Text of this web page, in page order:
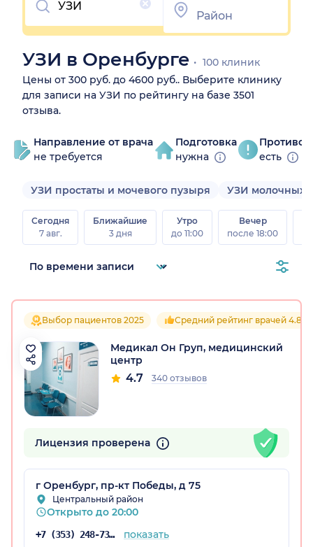
УЗИ в Оренбурге
100 клиник
Цены от 300 руб. до 4600 руб.. Выберите клинику
для записи на УЗИ по рейтингу на базе 3501
отзыва.
Направление от врача
не требуется
Подготовка
нужна
есть
УЗИ простаты и мочевого пузыря УЗИ молочных
Сегодня
7 авг.
Ближайшие
3 дня
Утро
до 11:00
Вечер
после 18:00
Выбор пациентов 2025 Средний рейтинг врачей 4.8
Медикал Он Груп, медицинский
центр
4.7 340 отзывов
Лицензия проверена
г Оренбург, пр-кт Победы, д 75
Центральный район
Открыто до 20:00
+7 (353) 248-73-50 показать